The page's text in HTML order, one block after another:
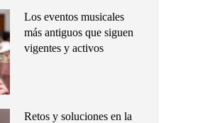
Los eventos musicales
más antiguos que siguen
vigentes y activos
Retos y soluciones en la